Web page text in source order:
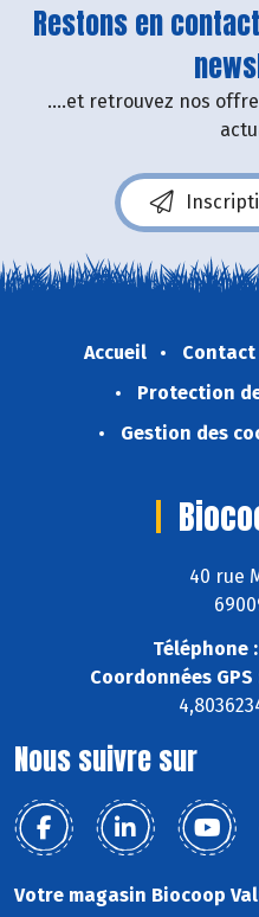
Restons en
....et retrouvez nos
Accueil Contact
Protection
Gestion des
40 rue
Téléphone :
Coordonnées GPS
Nous suivre sur
Votre magasin Biocoop